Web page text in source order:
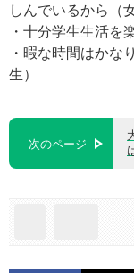
しんでいるから（
・十分学生生活を
・暇な時間はかな
生）
次のページ